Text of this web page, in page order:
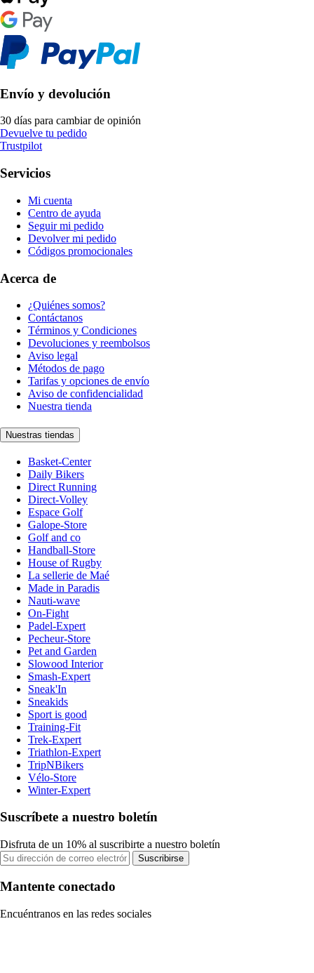
Envío y devolución
30 días para cambiar de opinión
Devuelve tu pedido
Trustpilot
Servicios
Mi cuenta
Centro de ayuda
Seguir mi pedido
Devolver mi pedido
Códigos promocionales
Acerca de
¿Quiénes somos?
Contáctanos
Términos y Condiciones
Devoluciones y reembolsos
Aviso legal
Métodos de pago
Tarifas y opciones de envío
Aviso de confidencialidad
Nuestra tienda
Nuestras tiendas
Basket-Center
Daily Bikers
Direct Running
Direct-Volley
Espace Golf
Galope-Store
Golf and co
Handball-Store
House of Rugby
La sellerie de Maé
Made in Paradis
Nauti-wave
On-Fight
Padel-Expert
Pecheur-Store
Pet and Garden
Slowood Interior
Smash-Expert
Sneak'In
Sneakids
Sport is good
Training-Fit
Trek-Expert
Triathlon-Expert
TripNBikers
Vélo-Store
Winter-Expert
Suscríbete a nuestro boletín
Disfruta de un 10% al suscribirte a nuestro boletín
Suscribirse
Mantente conectado
Encuéntranos en las redes sociales